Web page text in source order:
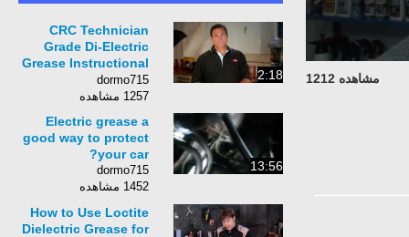
مشاهده 1212 2:18
CRC Technician
Grade Di-Electric
Grease Instructional
Video
dormo715
1257 مشاهده
13:56
Electric grease a
good way to protect
your car?
dormo715
1452 مشاهده
How to Use Loctite
Dielectric Grease for